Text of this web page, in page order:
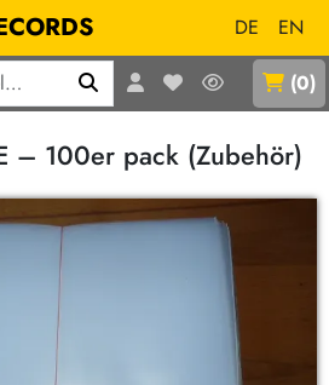
DE
EN
(0)
– 100er pack (Zubehör)